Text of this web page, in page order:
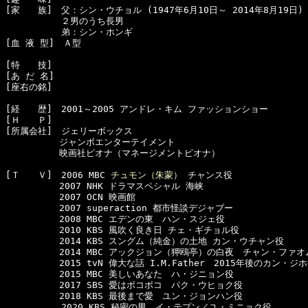
[家　　族]　父：シン・ウチョル (1947年6月10日～ 2014年8月19日)
  　　　　　２男のうち長男
  　　　　　弟：シン・ホンギ
[血 液 型]　Ａ型
[特　　技]
[あ だ 名]
[座右の銘]
[経　　歴]　2001～2005 アンドレ・キム ファッションショー
[Ｈ　　Ｐ]
[所属会社]　ジェリーボックス
ジャンボエンターテイメント
映画社ピオナ（マネージメントピオナ）
[Ｔ　　Ｖ]　2006 MBC チュモン（朱蒙）
チャンス役
2007 NHK ドラマスペシャル 海峡
2007 OCN 映画館
2007 superaction 都市怪談デジャブー
2008 MBC エデンの東　ハン・スジェ役
2010 KBS 風吹く良き日 チェ・ギチョル役
2014 KBS スングム（純金）の土地 カン・ウチャン役
2014 MBC アックジョン（狎鴎亭）の白夜　チャン・ファオ
2015 tvN 偉大な話 I.M.Father　2015年後のカン・ジホ
2015 MBC 美しいあなた　ハ・ジニョン役
2017 SBS 愛はボコボコ　パク・ウヒョク役
2018 KBS 最後まで愛　ユン・ジョンハン役